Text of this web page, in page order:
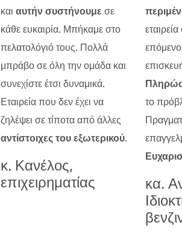
και αυτήν συστήνουμε σε
κάθε ευκαιρία. Μπήκαμε στο
πελατολόγιό τους. Πολλά
μπράβο σε όλη την ομάδα και
συνεχίστε έτσι δυναμικά.
Εταιρεία που δεν έχει να
ζηλέψει σε τίποτα από άλλες
αντίστοιχες του εξωτερικού.
κ. Κανέλος,
επιχειρηματίας
το
κα.